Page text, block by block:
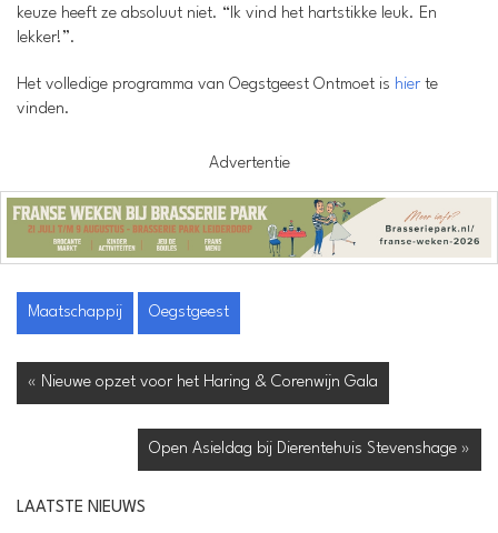
keuze heeft ze absoluut niet. “Ik vind het hartstikke leuk. En
lekker!”.
Het volledige programma van Oegstgeest Ontmoet is hier te
vinden.
Advertentie
Maatschappij Oegstgeest
« Nieuwe opzet voor het Haring & Corenwijn Gala
Open Asieldag bij Dierentehuis Stevenshage »
LAATSTE NIEUWS